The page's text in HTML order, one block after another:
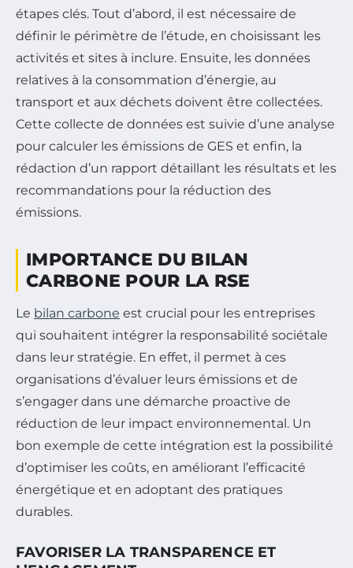
étapes clés. Tout d’abord, il est nécessaire de
définir le périmètre de l’étude, en choisissant les
activités et sites à inclure. Ensuite, les données
relatives à la consommation d’énergie, au
transport et aux déchets doivent être collectées.
Cette collecte de données est suivie d’une analyse
pour calculer les émissions de GES et enfin, la
rédaction d’un rapport détaillant les résultats et les
recommandations pour la réduction des
émissions.
IMPORTANCE DU BILAN
CARBONE POUR LA RSE
Le bilan carbone est crucial pour les entreprises
qui souhaitent intégrer la responsabilité sociétale
dans leur stratégie. En effet, il permet à ces
organisations d’évaluer leurs émissions et de
s’engager dans une démarche proactive de
réduction de leur impact environnemental. Un
bon exemple de cette intégration est la possibilité
d’optimiser les coûts, en améliorant l’efficacité
énergétique et en adoptant des pratiques
durables.
FAVORISER LA TRANSPARENCE ET